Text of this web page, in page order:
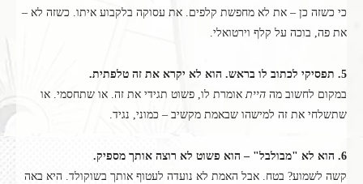
כי כשזה כן – את לא מחפשת קלפים. את עסוקה בלקבוע איתו. כשזה לא –
את פה, בוכה על קלף וירטואלי.
5. תפסיקי לכתוב לו בראש. הוא לא יקרא את זה טלפתית.
במקום לחשוב מה הייתאומרת לו, פשוט תגידי את זה. או שתחסמי. או
שתשלחי את זה למישהו שבאמת מקשיב – כמוני, נגיד.
6. הוא לא "מבולבל" – הוא פשוט לא רוצה אותך מספיק.
קשה לשמוע? בטח. אבל האמת לא נועדה לעטוף אותך בשוקולד. היא באה